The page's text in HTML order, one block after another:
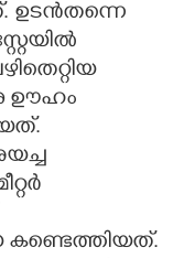
ഉടൻതന്നെ
ഊഹം
കണ്ടെത്തിയത്.